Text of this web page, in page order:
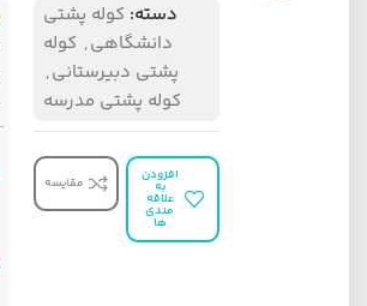
دسته: کوله پشتی
دانشگاهی, کوله
پشتی دبیرستانی,
کوله پشتی مدرسه
افزودن
به
علاقه
مندی
ها
مقایسه